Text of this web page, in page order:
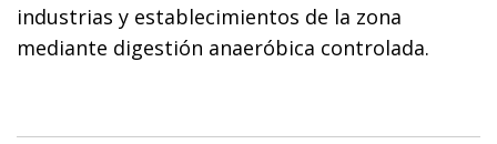
industrias y establecimientos de la zona
mediante digestión anaeróbica controlada.